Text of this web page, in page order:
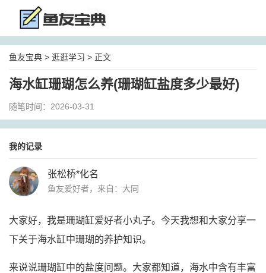
鱼友宝典 > 逛逛学习 > 正文
海水缸珊瑚怎么养(珊瑚缸盐度多少最好)
随笔时间：2026-03-31
我的记录
张松桥*化名
鱼友爱好者，来自：大同
大家好，我是珊瑚缸爱好者小丸子。今天我想和大家分享一
下关于海水缸中珊瑚的养护知识。
来说说珊瑚缸中的盐度问题。大家都知道，海水中含有丰富